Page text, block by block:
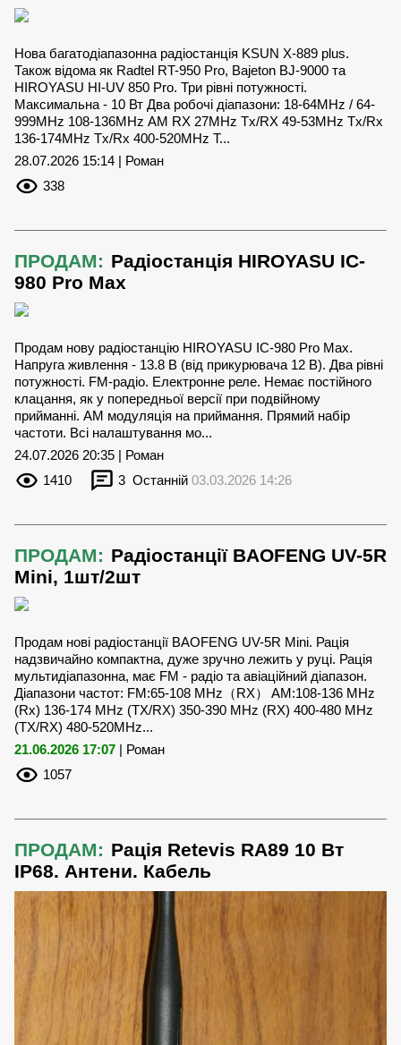
Нова багатодіапазонна радіостанція KSUN X-889 plus.
Також відома як Radtel RT-950 Pro, Bajeton BJ-9000 та
HIROYASU HI-UV 850 Pro. Три рівні потужності.
Максимальна - 10 Вт Два робочі діапазони: 18-64MHz / 64-
999MHz 108-136MHz АМ RX 27MHz Tx/RX 49-53MHz Tx/Rx
136-174MHz Tx/Rx 400-520MHz T...
28.07.2026 15:14 | Роман
338
ПРОДАМ: Радіостанція HIROYASU IC-
980 Pro Max
Продам нову радіостанцію HIROYASU IC-980 Pro Max.
Напруга живлення - 13.8 В (від прикурювача 12 В). Два рівні
потужності. FM-радіо. Електронне реле. Немає постійного
клацання, як у попередньої версії при подвійному
прийманні. AM модуляція на приймання. Прямий набір
частоти. Всі налаштування мо...
24.07.2026 20:35 | Роман
1410
3 Останній 03.03.2026 14:26
ПРОДАМ: Радіостанції BAOFENG UV-5R
Mini, 1шт/2шт
Продам нові радіостанції BAOFENG UV-5R Mini. Рація
надзвичайно компактна, дуже зручно лежить у руці. Рація
мультидіапазонна, має FM - радіо та авіаційний діапазон.
Діапазони частот: FM:65-108 MHz（RX） AM:108-136 MHz
(Rx) 136-174 MHz (TX/RX) 350-390 MHz (RX) 400-480 MHz
(TX/RX) 480-520MHz...
21.06.2026 17:07 | Роман
1057
ПРОДАМ: Рація Retevis RA89 10 Вт
IP68. Антени. Кабель